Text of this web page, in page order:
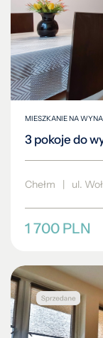
MIESZKANIE NA
3 pokoje do
Chełm | ul.
1 700 PLN